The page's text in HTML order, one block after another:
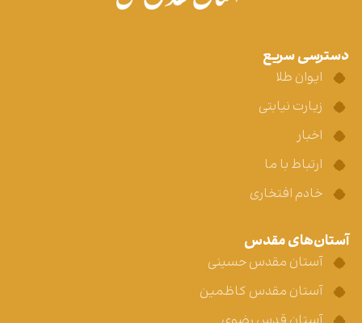
دسترسی سریع
ایوان طلا
زیارت نیابتی
اخبار
ارتباط با ما
خادم افتخاری
آستان‌های مقدس
آستان مقدس حسینی
آستان مقدس کاظمین